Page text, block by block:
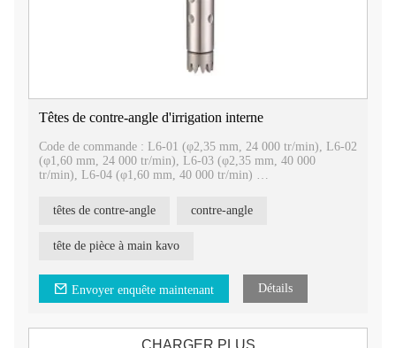
Têtes de contre-angle d'irrigation interne
Code de commande : L6-01 (φ2,35 mm, 24 000 tr/min), L6-02
(φ1,60 mm, 24 000 tr/min), L6-03 (φ2,35 mm, 40 000
tr/min), L6-04 (φ1,60 mm, 40 000 tr/min)
Têtes de contre-angle d'irrigation interne
1. Être compatible avec Kavo
3. Facile à séparer, pratique pour la réparation
têtes de contre-angle contre-angle
tête de pièce à main kavo
Envoyer enquête maintenant Détails
CHARGER PLUS